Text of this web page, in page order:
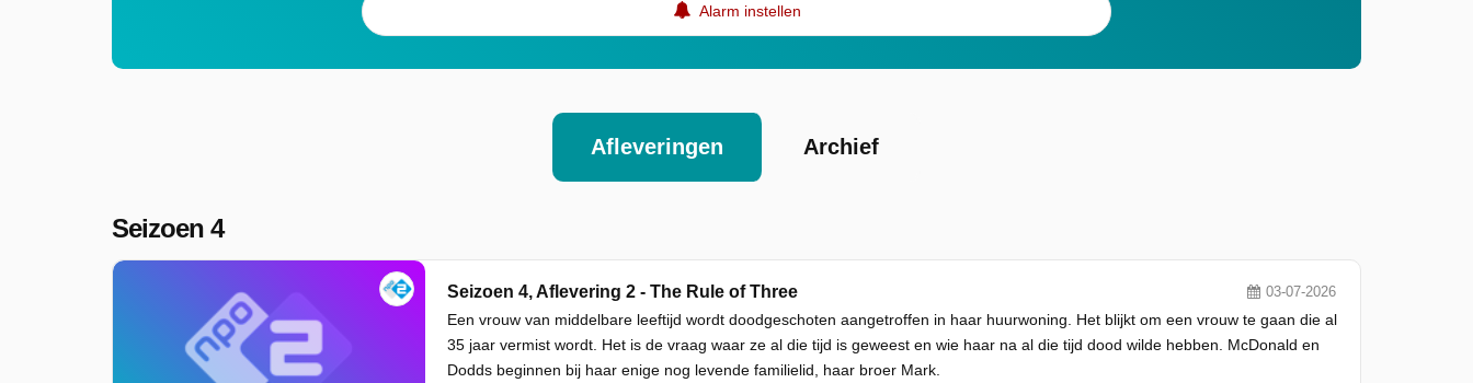
Alarm instellen
Afleveringen Archief
Seizoen 4
Seizoen 4, Aflevering 2 - The Rule of Three 03-07-2026
Een vrouw van middelbare leeftijd wordt doodgeschoten aangetroffen in haar huurwoning. Het blijkt om een vrouw te gaan die al
35 jaar vermist wordt. Het is de vraag waar ze al die tijd is geweest en wie haar na al die tijd dood wilde hebben. McDonald en
Dodds beginnen bij haar enige nog levende familielid, haar broer Mark.